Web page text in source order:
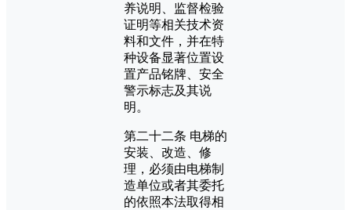
养说明、监督检验
证明等相关技术资
料和文件，并在特
种设备显著位置设
置产品铭牌、安全
警示标志及其说
明。
第二十二条 电梯的
安装、改造、修
理，必须由电梯制
造单位或者其委托
的依照本法取得相